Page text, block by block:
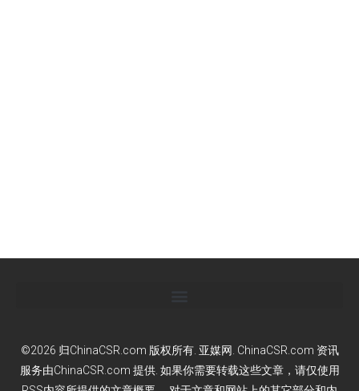
©2026 归ChinaCSR.com 版权所有. 亚媒网. ChinaCSR.com 资讯
服务由ChinaCSR.com 提供. 如果你需要转载这些文章，请仅使用